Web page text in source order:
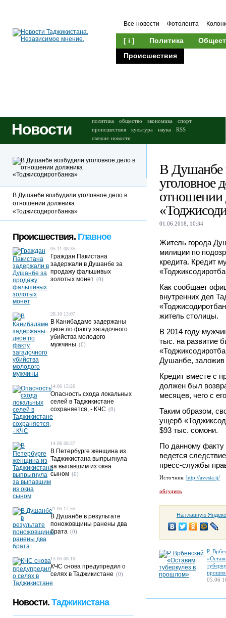
Все новости Фотолента
[ i ] Политика
Происшествия
Новости политика общество экономика
спорт
происшествия
культура наука
RSS
свежие новости
В Душанбе
уголовное
01.06.2018, 10:34
Житель города
милиции по
кредита. Кредит
Как сообщает
внутренних дел
житель столицы.
В 2014 году
тыс. на развитие
Душанбе, заложив
Кредит вместе с
должен был
месяцев, чего с
Таким образом,
ущерб
$93 тыс. сомони.
По данному факту
ведется
пресс-службы
Источник: http://avesta.tj/
обсудить
На главную
Р.
05.06
В Душанбе возбудили уголовное дело в
отношении должника
«Тоджисодиротбанка»
Происшествия. Главное
05.11 08:35
Граждан Пакистана
задержали в Душанбе за
продажу фальшивых
золотых монет (0)
28.10 13:07
В Канибадаме задержаны
двое по факту загадочного
убийства молодого
мужчины (0)
14.06 15:26
Опасность схода локальных
селей в Таджикистане
сохраняется, - КЧС (0)
14.06 08:37
В Петербурге женщина из
Таджикистана выпрыгнула
за выпавшим из окна
сыном (0)
21.05 17:55
В Душанбе в результате
поножовщины ранены два
брата (0)
15.05 08:10
КЧС снова предупредил о
селях в Таджикистане (0)
Новости. Таджикистана